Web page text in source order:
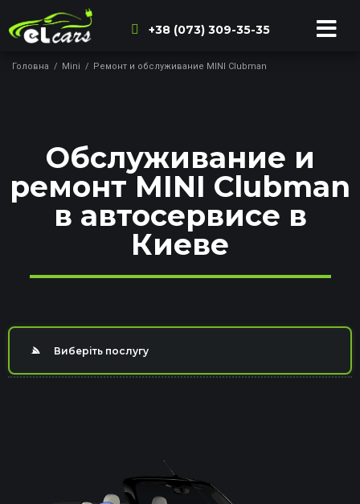
+38 (073) 309-35-35
Головна / Mini / Ремонт и обслуживание MINI Clubman
Обслуживание и
ремонт MINI Clubman
в автосервисе в
Киеве
Виберіть послугу
Відновлення авто після ДТП